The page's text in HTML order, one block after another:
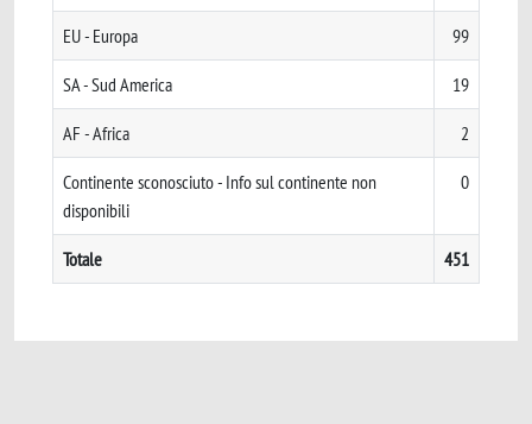
EU - Europa 99
SA - Sud America 19
AF - Africa 2
Continente sconosciuto - Info sul continente non
disponibili
0
Totale 451